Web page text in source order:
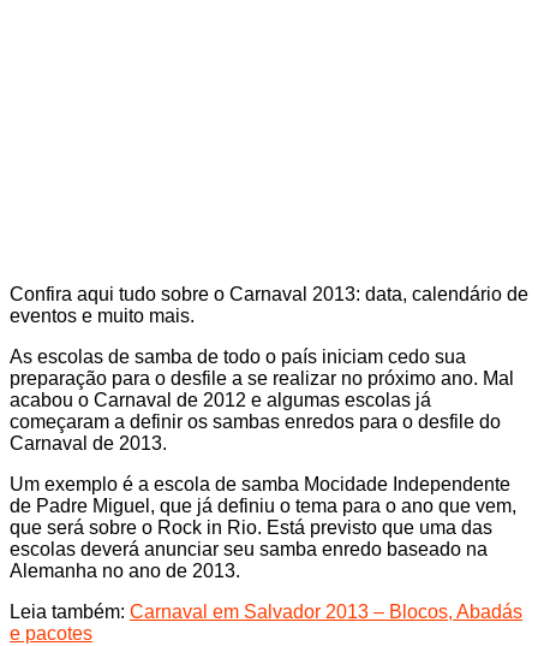
Confira aqui tudo sobre o Carnaval 2013: data, calendário de
eventos e muito mais.
As escolas de samba de todo o país iniciam cedo sua
preparação para o desfile a se realizar no próximo ano. Mal
acabou o Carnaval de 2012 e algumas escolas já
começaram a definir os sambas enredos para o desfile do
Carnaval de 2013.
Um exemplo é a escola de samba Mocidade Independente
de Padre Miguel, que já definiu o tema para o ano que vem,
que será sobre o Rock in Rio. Está previsto que uma das
escolas deverá anunciar seu samba enredo baseado na
Alemanha no ano de 2013.
Leia também: Carnaval em Salvador 2013 – Blocos, Abadás
e pacotes